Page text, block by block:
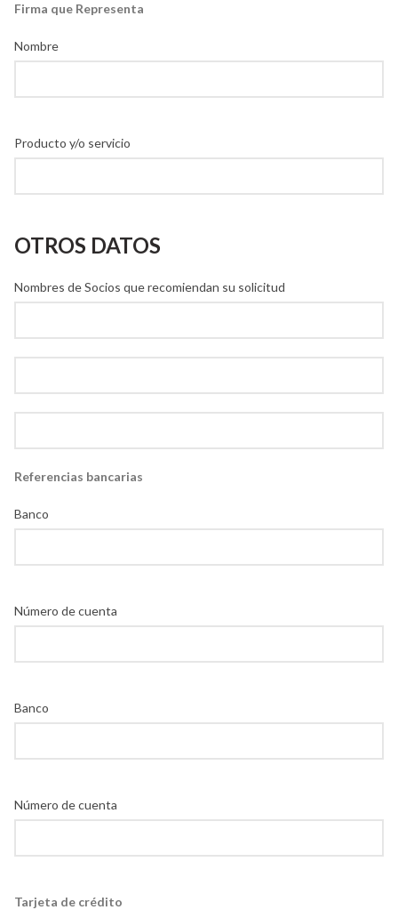
Firma que Representa
Nombre
Producto y/o servicio
OTROS DATOS
Nombres de Socios que recomiendan su solicitud
Referencias bancarias
Banco
Número de cuenta
Banco
Número de cuenta
Tarjeta de crédito